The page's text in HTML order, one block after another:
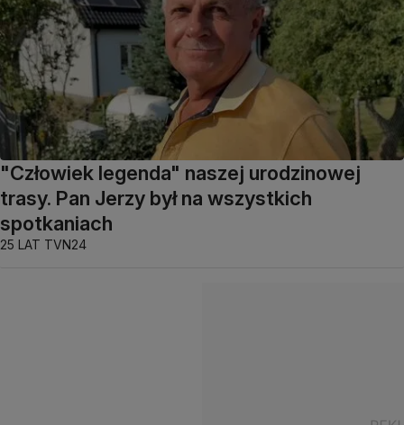
"Człowiek legenda" naszej urodzinowej
trasy. Pan Jerzy był na wszystkich
spotkaniach
25 LAT TVN24